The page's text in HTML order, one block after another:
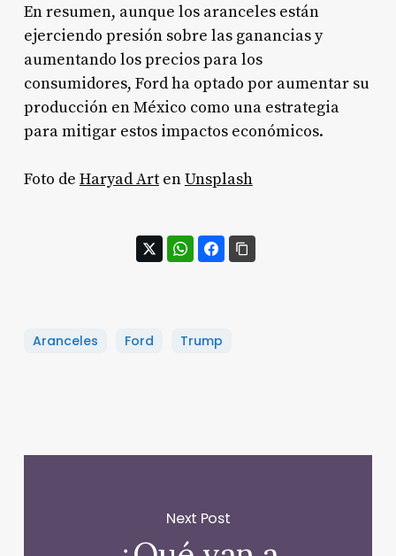
En resumen, aunque los aranceles están
ejerciendo presión sobre las ganancias y
aumentando los precios para los
consumidores, Ford ha optado por aumentar su
producción en México como una estrategia
para mitigar estos impactos económicos.
Foto de Haryad ArtenUnsplash
Aranceles Ford Trump
Next Post